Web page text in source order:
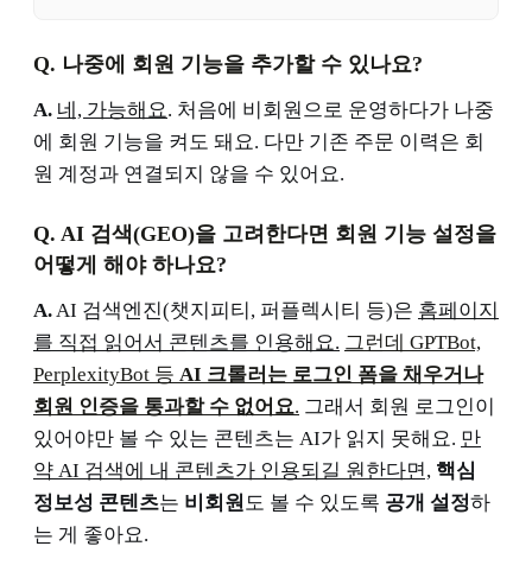
Q. 나중에 회원 기능을 추가할 수 있나요?
A. 네, 가능해요. 처음에 비회원으로 운영하다가 나중
에 회원 기능을 켜도 돼요. 다만 기존 주문 이력은 회
원 계정과 연결되지 않을 수 있어요.
Q. AI 검색(GEO)을 고려한다면 회원 기능 설정을
어떻게 해야 하나요?
A.AI 검색엔진(챗지피티, 퍼플렉시티 등)은 홈페이지
를 직접 읽어서 콘텐츠를 인용해요. 그런데 GPTBot,
PerplexityBot 등 AI 크롤러는 로그인 폼을 채우거나
회원 인증을 통과할 수 없어요. 그래서 회원 로그인이
있어야만 볼 수 있는 콘텐츠는 AI가 읽지 못해요. 만
약 AI 검색에 내 콘텐츠가 인용되길 원한다면, 핵심
정보성 콘텐츠는 비회원도 볼 수 있도록 공개 설정하
는 게 좋아요.